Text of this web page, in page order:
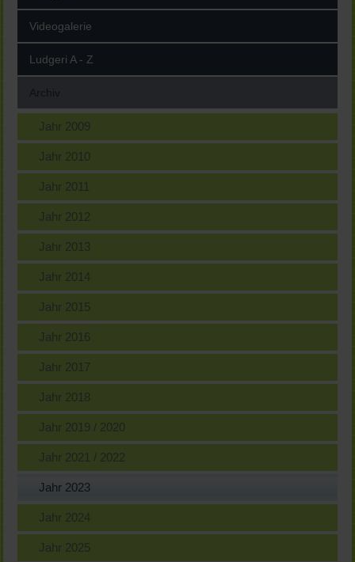
Videogalerie
Ludgeri A - Z
Jahr 2009
Jahr 2010
Jahr 2011
Jahr 2012
Jahr 2013
Jahr 2014
Jahr 2015
Jahr 2016
Jahr 2017
Jahr 2018
Jahr 2019 / 2020
Jahr 2021 / 2022
Jahr 2023
Jahr 2024
Jahr 2025